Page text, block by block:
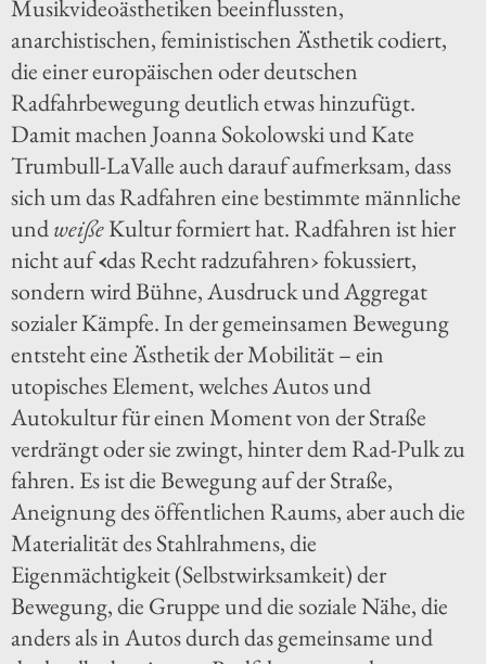
Musikvideoästhetiken beeinflussten,
anarchistischen, feministischen Ästhetik codiert,
die einer europäischen oder deutschen
Radfahrbewegung deutlich etwas hinzufügt.
Damit machen Joanna Sokolowski und Kate
Trumbull-LaValle auch darauf aufmerksam, dass
sich um das Radfahren eine bestimmte männliche
undweißeKultur formiert hat. Radfahren ist hier
nicht auf‹das Recht radzufahren› fokussiert,
sondern wird Bühne, Ausdruck und Aggregat
sozialer Kämpfe. In der gemeinsamen Bewegung
entsteht eine Ästhetik der Mobilität – ein
utopisches Element, welches Autos und
Autokultur für einen Moment von der Straße
verdrängt oder sie zwingt, hinter dem Rad-Pulk zu
fahren. Es ist die Bewegung auf der Straße,
Aneignung des öffentlichen Raums, aber auch die
Materialität des Stahlrahmens, die
Eigenmächtigkeit (Selbstwirksamkeit) der
Bewegung, die Gruppe und die soziale Nähe, die
anders als in Autos durch das gemeinsame und